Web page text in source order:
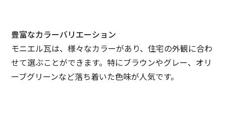
豊富なカラーバリエーション
モニエル瓦は、様々なカラーがあり、住宅の外観に合わ
せて選ぶことができます。特にブラウンやグレー、オリ
ーブグリーンなど落ち着いた色味が人気です。